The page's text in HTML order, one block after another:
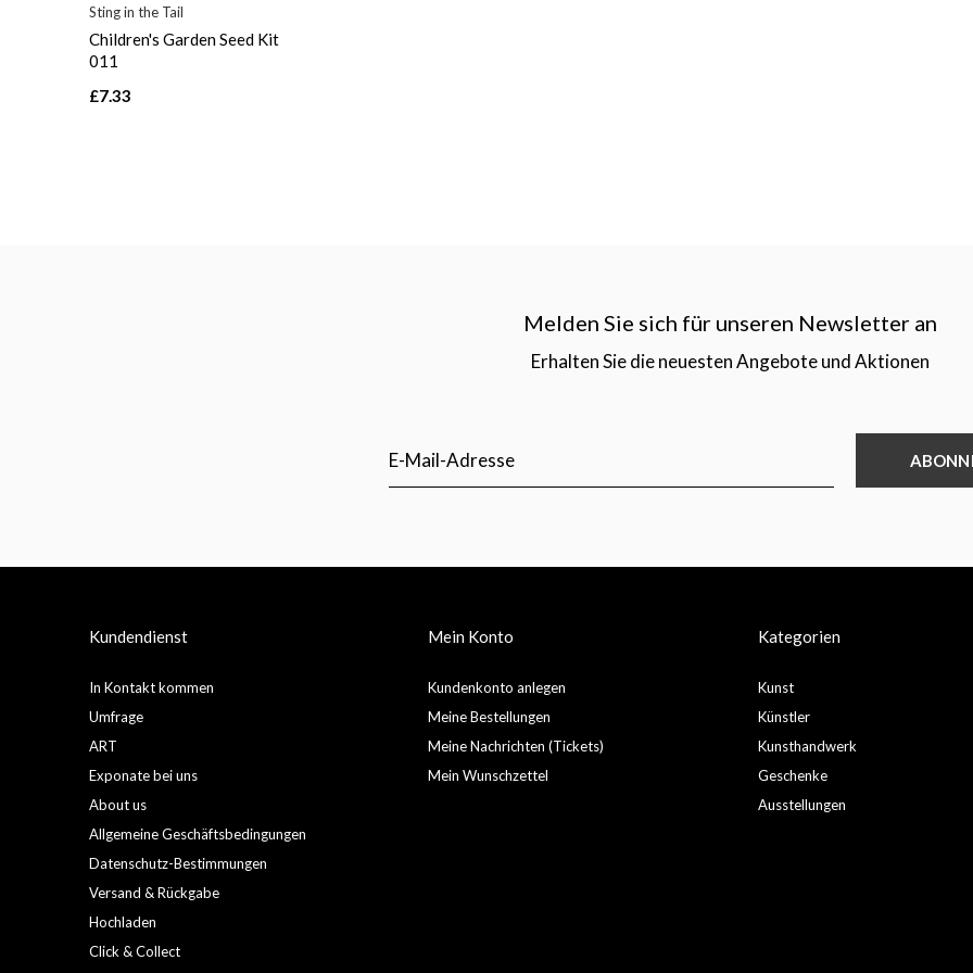
Sting in the Tail
Children's Garden Seed Kit
011
£7.33
Melden Sie sich für unseren Newsletter an
Erhalten Sie die neuesten Angebote und Aktionen
Kundendienst
In Kontakt kommen
Umfrage
ART
Exponate bei uns
About us
Allgemeine Geschäftsbedingungen
Datenschutz-Bestimmungen
Versand & Rückgabe
Hochladen
Click & Collect
Mein Konto
Kundenkonto anlegen
Meine Bestellungen
Meine Nachrichten (Tickets)
Mein Wunschzettel
Kategorien
Kunst
Künstler
Kunsthandwerk
Geschenke
Ausstellungen